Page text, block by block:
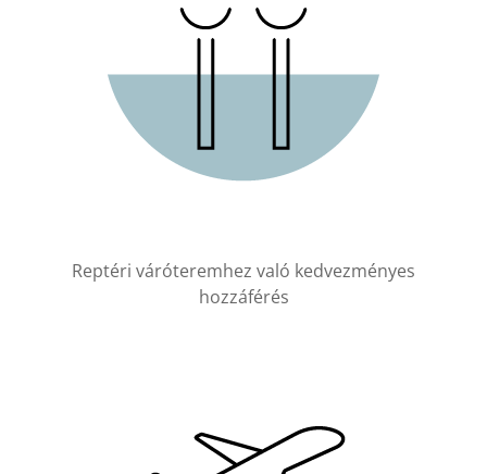
Reptéri váróteremhez való kedvezményes
hozzáférés